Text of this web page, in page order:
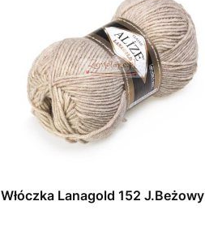
Włóczka Lanagold 152 J.Beżowy